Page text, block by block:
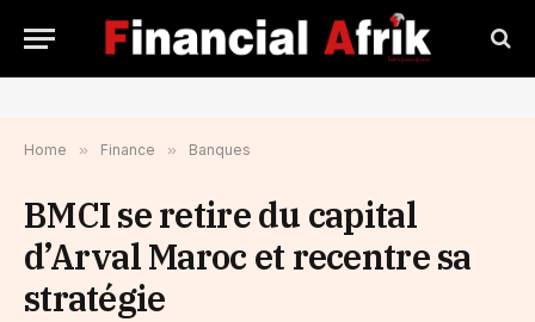
Home » Finance » Banques
BMCI se retire du capital
d’Arval Maroc et recentre sa
stratégie